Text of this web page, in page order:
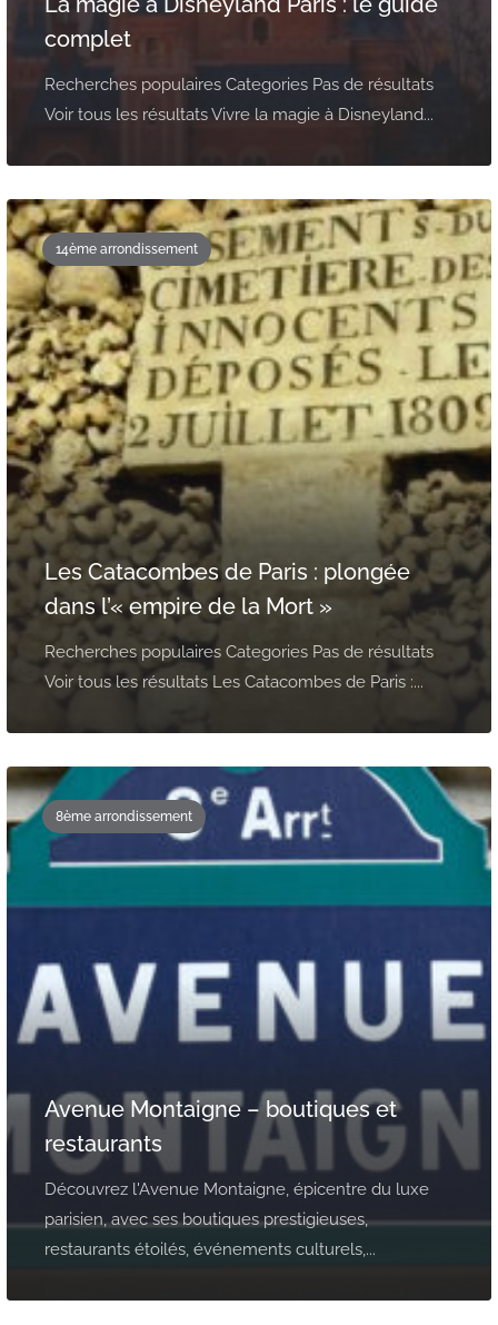
complet
Recherches populaires Categories Pas de résultats
Voir tous les résultats Vivre la magie à Disneyland...
14ème arrondissement
Les Catacombes de Paris : plongée
dans l’« empire de la Mort »
Recherches populaires Categories Pas de résultats
Voir tous les résultats Les Catacombes de Paris :...
8ème arrondissement
Avenue Montaigne – boutiques et
restaurants
Découvrez l'Avenue Montaigne, épicentre du luxe
parisien, avec ses boutiques prestigieuses,
restaurants étoilés, événements culturels,...